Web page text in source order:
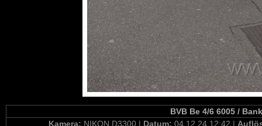
BVB Be 4/6 6005 /
Kamera: NIKON D3300 | Datum: 04.12.24 12:42 |